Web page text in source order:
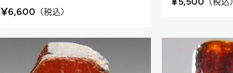
¥6,600 （税込）